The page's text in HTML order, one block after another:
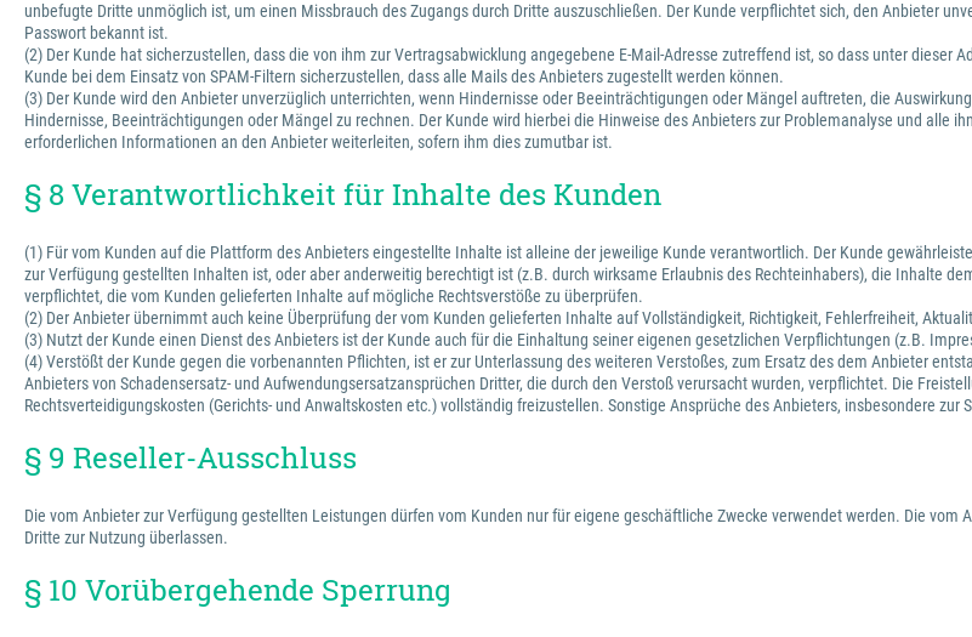
unbefugte Dritte unmöglich ist, um einen Missbrauch des Zugangs durch Dritte auszuschließen. Der Kunde verpflichtet sich, den Anbieter
Passwort bekannt ist.
(2) Der Kunde hat sicherzustellen, dass die von ihm zur Vertragsabwicklung angegebene E-Mail-Adresse zutreffend ist, so dass unter
Kunde bei dem Einsatz von SPAM-Filtern sicherzustellen, dass alle Mails des Anbieters zugestellt werden können.
(3) Der Kunde wird den Anbieter unverzüglich unterrichten, wenn Hindernisse oder Beeinträchtigungen oder Mängel auftreten, die
Hindernisse, Beeinträchtigungen oder Mängel zu rechnen. Der Kunde wird hierbei die Hinweise des Anbieters zur Problemanalyse und alle
erforderlichen Informationen an den Anbieter weiterleiten, sofern ihm dies zumutbar ist.
§ 8 Verantwortlichkeit für Inhalte des Kunden
(1) Für vom Kunden auf die Plattform des Anbieters eingestellte Inhalte ist alleine der jeweilige Kunde verantwortlich. Der Kunde
zur Verfügung gestellten Inhalten ist, oder aber anderweitig berechtigt ist (z.B. durch wirksame Erlaubnis des Rechteinhabers), die Inhalte
verpflichtet, die vom Kunden gelieferten Inhalte auf mögliche Rechtsverstöße zu überprüfen.
(2) Der Anbieter übernimmt auch keine Überprüfung der vom Kunden gelieferten Inhalte auf Vollständigkeit, Richtigkeit, Fehlerfreiheit,
(3) Nutzt der Kunde einen Dienst des Anbieters ist der Kunde auch für die Einhaltung seiner eigenen gesetzlichen Verpflichtungen (z.B.
(4) Verstößt der Kunde gegen die vorbenannten Pflichten, ist er zur Unterlassung des weiteren Verstoßes, zum Ersatz des dem Anbieter
Anbieters von Schadensersatz- und Aufwendungsersatzansprüchen Dritter, die durch den Verstoß verursacht wurden, verpflichtet. Die
Rechtsverteidigungskosten (Gerichts- und Anwaltskosten etc.) vollständig freizustellen. Sonstige Ansprüche des Anbieters, insbesondere
§ 9 Reseller-Ausschluss
Die vom Anbieter zur Verfügung gestellten Leistungen dürfen vom Kunden nur für eigene geschäftliche Zwecke verwendet werden. Die
Dritte zur Nutzung überlassen.
§ 10 Vorübergehende Sperrung